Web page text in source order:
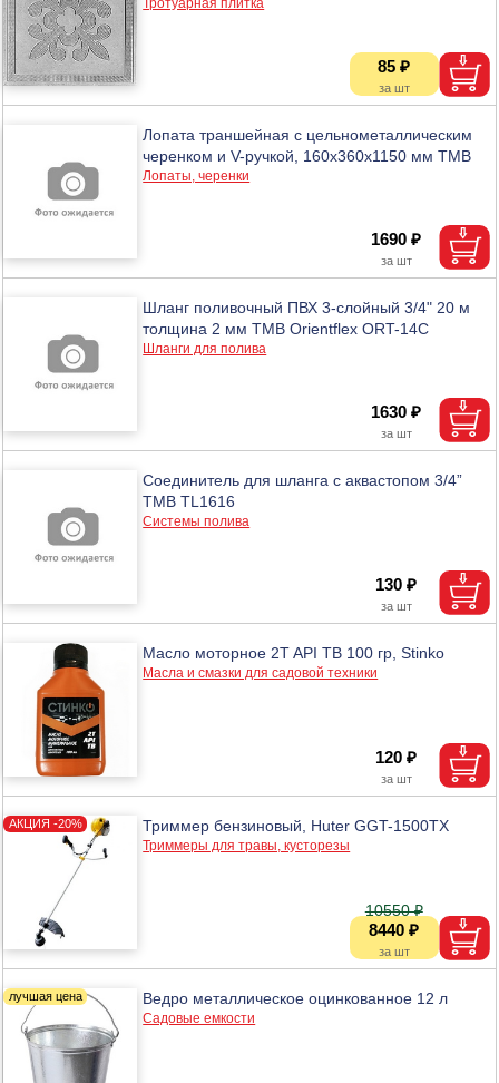
85 ₽
Лопата траншейная с цельнометаллическим
черенком и V-ручкой, 160х360х1150 мм ТМВ
Лопаты, черенки
1690 ₽
Шланг поливочный ПВХ 3-слойный 3/4" 20 м
толщина 2 мм ТМВ Orientflex ORT-14C
Шланги для полива
1630 ₽
Соединитель для шланга с аквастопом 3/4”
ТМВ TL1616
Системы полива
130 ₽
Масло моторное 2T API TB 100 гр, Stinko
Масла и смазки для садовой техники
120 ₽
Триммер бензиновый, Huter GGT-1500TX
Триммеры для травы, кусторезы
8440 ₽
10550 ₽
Ведро металлическое оцинкованное 12 л
Садовые емкости